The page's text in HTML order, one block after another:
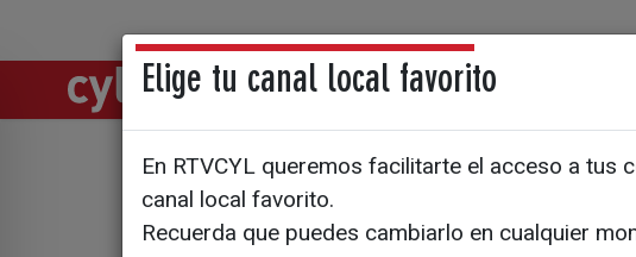
Directos Noticias
Se dispara la
Elige tu canal local favorito
En RTVCYL queremos facilitarte el acceso a
canal local favorito.
Recuerda que puedes cambiarlo en cualquier